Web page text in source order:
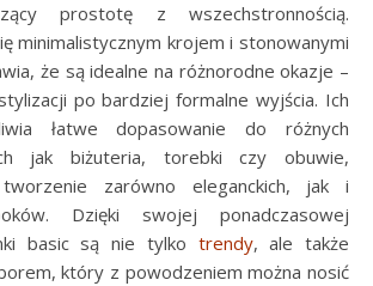
prostotę z wszechstronnością.
minimalistycznym krojem i stonowanymi
że są idealne na różnorodne okazje –
po bardziej formalne wyjścia. Ich
łatwe dopasowanie do różnych
jak biżuteria, torebki czy obuwie,
zarówno eleganckich, jak i
Dzięki swojej ponadczasowej
basic są nie tylko trendy, ale także
który z powodzeniem można nosić